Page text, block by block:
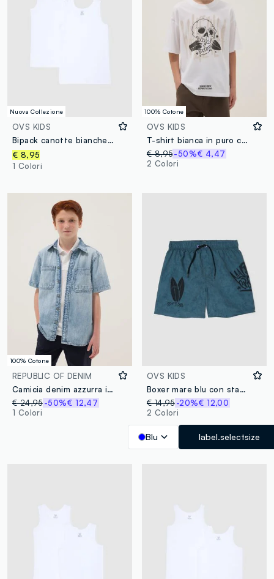
Nuova Collezione
OVS KIDS
Bipack canotte bianche da ragazzo in puro cotone regular fit
€ 8,95
1 Colori
100% Cotone
OVS KIDS
T-shirt bianca in puro cotone con stampa
€ 8,95-50%€ 4,47
2 Colori
100% Cotone
REPUBLIC OF DENIM
Camicia denim azzurra in puro cotone a maniche corte over fit
€ 24,95-50%€ 12,47
1 Colori
OVS KIDS
Boxer mare blu con stampa
€ 14,95 -20%€ 12,00
2 Colori
Blu label.selectsize